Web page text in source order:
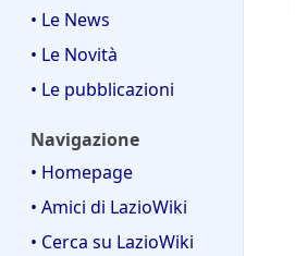
• Le News
• Le Novità
• Le pubblicazioni
Navigazione
• Homepage
• Amici di LazioWiki
• Cerca su LazioWiki